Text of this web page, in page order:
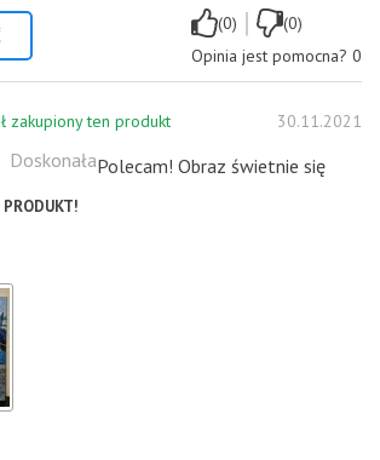
(0) |
(0)
Opinia jest pomocna? 0
zakupiony ten produkt 30.11.2021
DoskonałaPolecam! Obraz świetnie się